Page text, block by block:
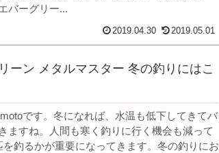
バーグリー...
2019.04.30 2019.05.01
ーン メタルマスター 冬の釣りにはこ
です。冬になれば、水温も低下してきてバ
ますね。人間も寒く釣りに行く機会も減って
釣るかが重要になってきます。冬の釣りにお